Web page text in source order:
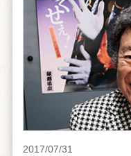
2017/07/31